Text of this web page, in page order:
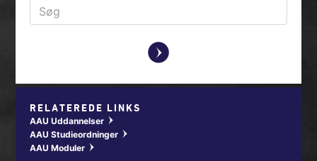
y
RELATEREDE LINKS
AAU Uddannelser w
AAU Studieordninger w
AAU Moduler w